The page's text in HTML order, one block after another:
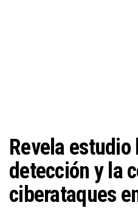
Revela
detección y la
ciberataques